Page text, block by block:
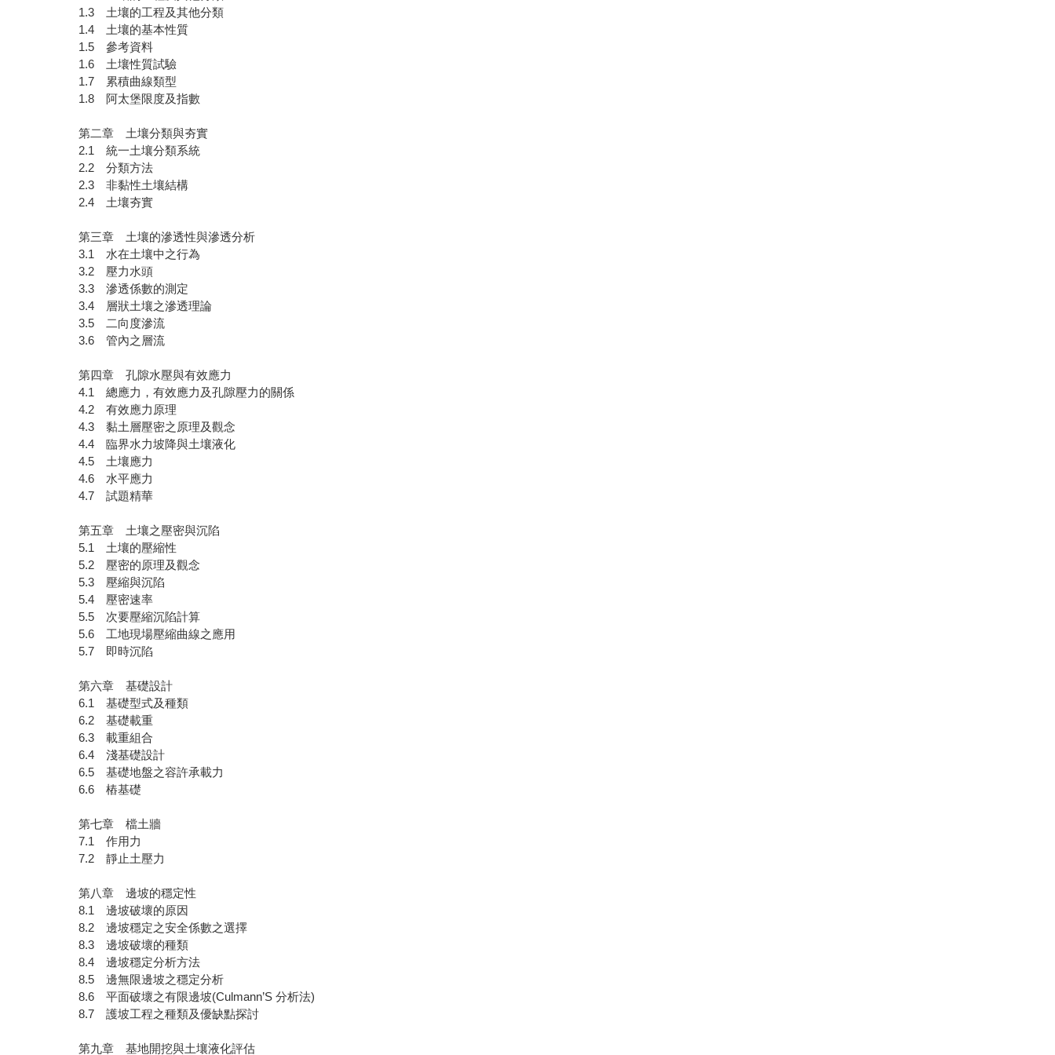
1.3 土壤的工程及其他分類
1.4 土壤的基本性質
1.5 參考資料
1.6 土壤性質試驗
1.7 累積曲線類型
1.8 阿太堡限度及指數
第二章 土壤分類與夯實
2.1 統一土壤分類系統
2.2 分類方法
2.3 非黏性土壤結構
2.4 土壤夯實
第三章 土壤的滲透性與滲透分析
3.1 水在土壤中之行為
3.2 壓力水頭
3.3 滲透係數的測定
3.4 層狀土壤之滲透理論
3.5 二向度滲流
3.6 管內之層流
第四章 孔隙水壓與有效應力
4.1 總應力，有效應力及孔隙壓力的關係
4.2 有效應力原理
4.3 黏土層壓密之原理及觀念
4.4 臨界水力坡降與土壤液化
4.5 土壤應力
4.6 水平應力
4.7 試題精華
第五章 土壤之壓密與沉陷
5.1 土壤的壓縮性
5.2 壓密的原理及觀念
5.3 壓縮與沉陷
5.4 壓密速率
5.5 次要壓縮沉陷計算
5.6 工地現場壓縮曲線之應用
5.7 即時沉陷
第六章 基礎設計
6.1 基礎型式及種類
6.2 基礎載重
6.3 載重組合
6.4 淺基礎設計
6.5 基礎地盤之容許承載力
6.6 樁基礎
第七章 檔土牆
7.1 作用力
7.2 靜止土壓力
第八章 邊坡的穩定性
8.1 邊坡破壞的原因
8.2 邊坡穩定之安全係數之選擇
8.3 邊坡破壞的種類
8.4 邊坡穩定分析方法
8.5 邊無限邊坡之穩定分析
8.6 平面破壞之有限邊坡(Culmann’S 分析法)
8.7 護坡工程之種類及優缺點探討
第九章 基地開挖與土壤液化評估